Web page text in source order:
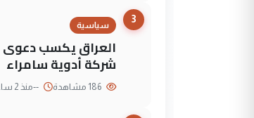
3
سياسية
العراق يكسب دعوى
شركة أدوية سامراء
--منذ 2 ساعة